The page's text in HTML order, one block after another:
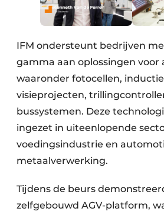
IFM ondersteunt bedrijven
gamma aan oplossingen voor
waaronder fotocellen,
visieprojecten,
bussystemen. Deze
ingezet in uiteenlopende
voedingsindustrie en
metaalverwerking.
Tijdens de beurs
zelfgebouwd AGV-platform,